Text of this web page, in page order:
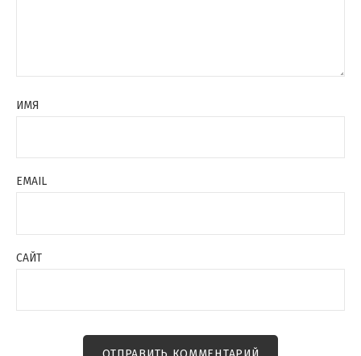
ИМЯ
EMAIL
САЙТ